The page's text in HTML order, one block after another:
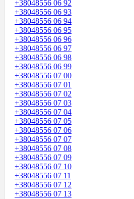
+38048556 06 92
+38048556 06 93
+38048556 06 94
+38048556 06 95
+38048556 06 96
+38048556 06 97
+38048556 06 98
+38048556 06 99
+38048556 07 00
+38048556 07 01
+38048556 07 02
+38048556 07 03
+38048556 07 04
+38048556 07 05
+38048556 07 06
+38048556 07 07
+38048556 07 08
+38048556 07 09
+38048556 07 10
+38048556 07 11
+38048556 07 12
+38048556 07 13